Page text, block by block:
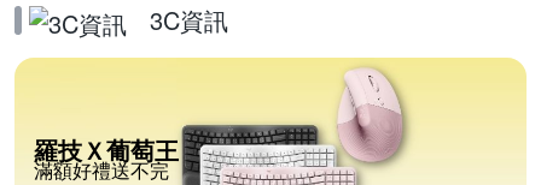
3C資訊
羅技Ｘ葡萄王
滿額好禮送不完